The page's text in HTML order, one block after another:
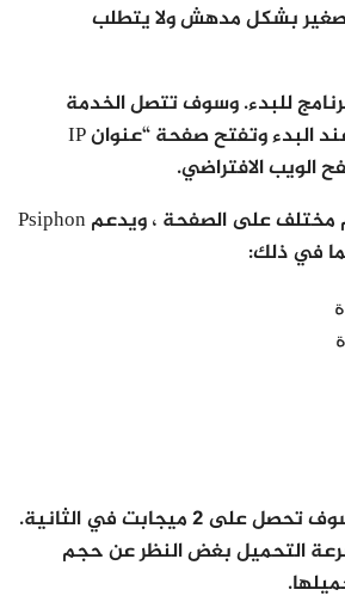
صغير بشكل مدهش ولا يتطلب
للبدء. وسوف تتصل الخدمة
بأسرع خادم تلقائيًا عند البدء وتفتح صفحة “عنوان IP
الافتراضي.
ويمكنك تحديد خادم مختلف على الصفحة ، ويدعم Psiphon
ومن حيث السرعة ، سوف تحصل على 2 ميجابت في الثانية.
التحميل بغض النظر عن حجم